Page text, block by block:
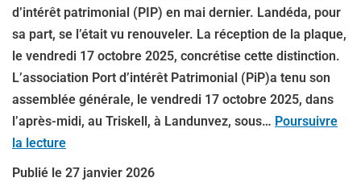
d’intérêt patrimonial (PIP) en mai dernier. Landéda, pour
sa part, se l’était vu renouveler. La réception de la plaque,
le vendredi 17 octobre 2025, concrétise cette distinction.
L’association Port d’intérêt Patrimonial (PiP)a tenu son
assemblée générale, le vendredi 17 octobre 2025, dans
l’après-midi, au Triskell, à Landunvez, sous… Poursuivre
la lecture
Publié le 27 janvier 2026